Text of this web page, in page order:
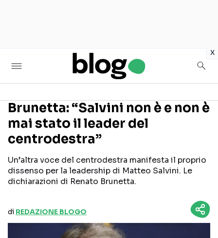
x
Seguici sui social
Brunetta: “Salvini non è e non è
mai stato il leader del
centrodestra”
Un’altra voce del centrodestra manifesta il proprio
dissenso per la leadership di Matteo Salvini. Le
dichiarazioni di Renato Brunetta.
di REDAZIONE BLOGO